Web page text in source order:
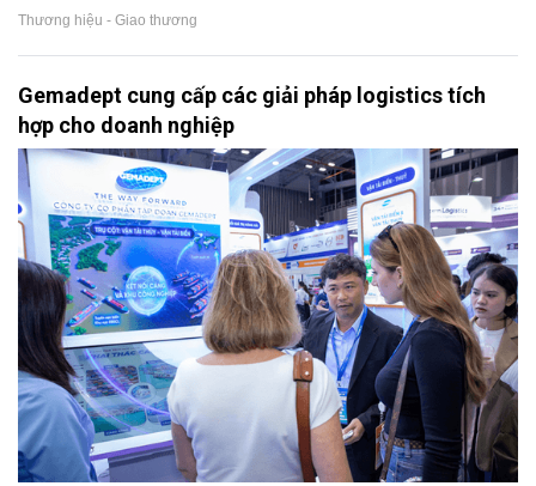
Thương hiệu - Giao thương
Gemadept cung cấp các giải pháp logistics tích
hợp cho doanh nghiệp